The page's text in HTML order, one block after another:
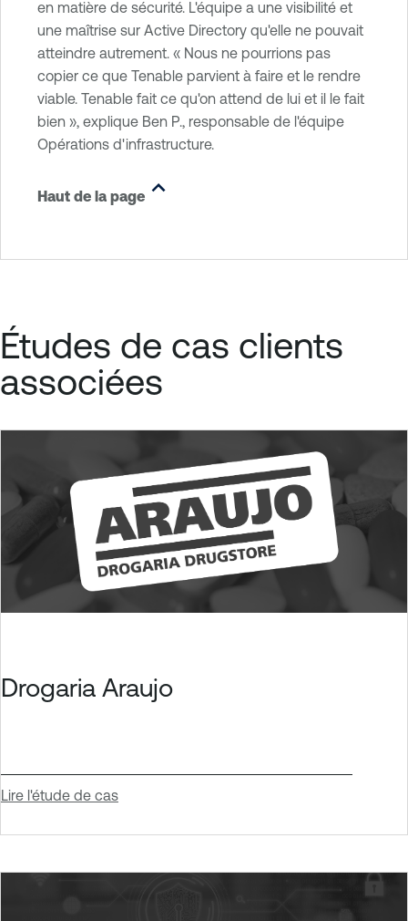
en matière de sécurité. L'équipe a une visibilité et
une maîtrise sur Active Directory qu'elle ne pouvait
atteindre autrement. « Nous ne pourrions pas
copier ce que Tenable parvient à faire et le rendre
viable. Tenable fait ce qu'on attend de lui et il le fait
bien », explique Ben P., responsable de l'équipe
Opérations d'infrastructure.
Haut de la page
Études de cas clients
associées
Drogaria Araujo
Lire l'étude de cas